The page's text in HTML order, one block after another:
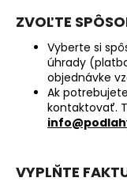
ZVOĽTE
Vyberte si
úhrady
objednávke
Ak
kontaktovať.
VYPLŇTE
n
á